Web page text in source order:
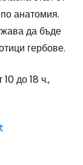
анатомия.
да бъде
гербове.
до 18 ч.,